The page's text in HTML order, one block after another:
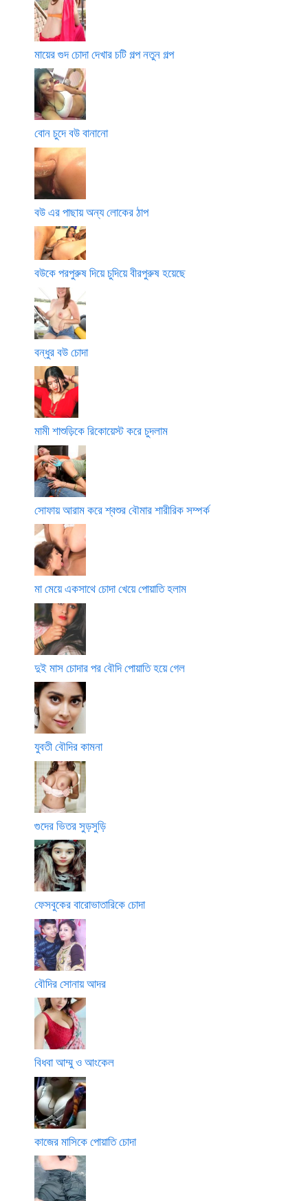
মায়ের গুদ চোদা দেখার চটি গল্প নতুন গল্প
বোন চুদে বউ বানানো
বউ এর পাছায় অন্য লোকের ঠাপ
বউকে পরপুরুষ দিয়ে চুদিয়ে বীরপুরুষ হয়েছে
বন্ধুর বউ চোদা
মামী শাশুড়িকে রিকোয়েস্ট করে চুদলাম
সোফায় আরাম করে শ্বশুর বৌমার শারীরিক সম্পর্ক
মা মেয়ে একসাথে চোদা খেয়ে পোয়াতি হলাম
দুই মাস চোদার পর বৌদি পোয়াতি হয়ে গেল
যুবতী বৌদির কামনা
গুদের ভিতর সুড়সুড়ি
ফেসবুকের বারোভাতারিকে চোদা
বৌদির সোনায় আদর
বিধবা আম্মু ও আংকেল
কাজের মাসিকে পোয়াতি চোদা